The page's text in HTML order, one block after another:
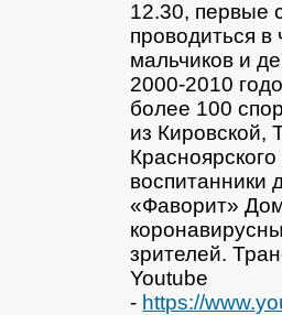
12.30, первые
проводиться в
мальчиков и
2000-2010
более 100
из Кировской,
воспитанники
«Фаворит»
зрителей.
Youtube
- https://